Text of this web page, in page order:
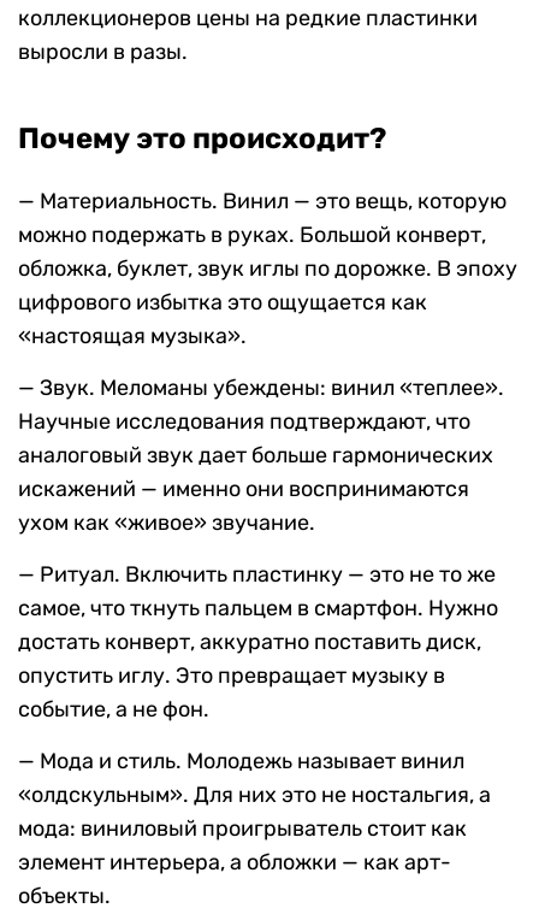
коллекционеров цены на редкие пластинки
выросли в разы.
Почему это происходит?
— Материальность. Винил — это вещь, которую
можно подержать в руках. Большой конверт,
обложка, буклет, звук иглы по дорожке. В эпоху
цифрового избытка это ощущается как
«настоящая музыка».
— Звук. Меломаны убеждены: винил «теплее».
Научные исследования подтверждают, что
аналоговый звук дает больше гармонических
искажений — именно они воспринимаются
ухом как «живое» звучание.
— Ритуал. Включить пластинку — это не то же
самое, что ткнуть пальцем в смартфон. Нужно
достать конверт, аккуратно поставить диск,
опустить иглу. Это превращает музыку в
событие, а не фон.
— Мода и стиль. Молодежь называет винил
«олдскульным». Для них это не ностальгия, а
мода: виниловый проигрыватель стоит как
элемент интерьера, а обложки — как арт-
объекты.